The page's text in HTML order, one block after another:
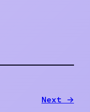
Next →